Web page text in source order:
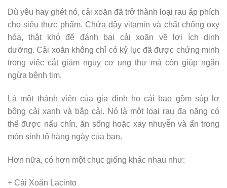
Dù yêu hay ghét nó, cải xoăn đã trở thành loại rau áp phích
cho siêu thực phẩm. Chứa đầy vitamin và chất chống oxy
hóa, thật khó để đánh bại cải xoăn về lợi ích dinh
dưỡng. Cải xoăn không chỉ có kỷ lục đã được chứng minh
trong việc cắt giảm nguy cơ ung thư mà còn giúp ngăn
ngừa bệnh tim.
Là một thành viên của gia đình họ cải bao gồm súp lơ
bông cải xanh và bắp cải. Nó là một loại rau đa năng có
thể được nấu chín, ăn sống hoặc xay nhuyễn và ẩn trong
món sinh tố hàng ngày của bạn.
Hơn nữa, có hơn một chục giống khác nhau như:
+ Cải Xoăn Lacinto